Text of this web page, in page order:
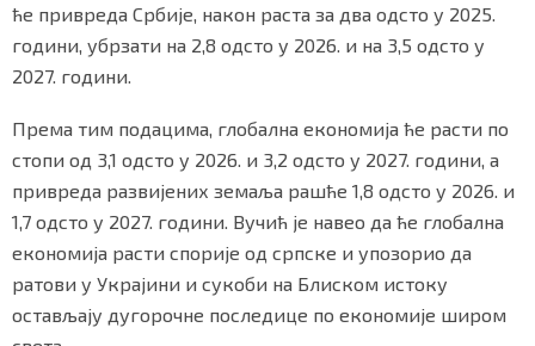
ће привреда Србије, након раста за два одсто у 2025.
години, убрзати на 2,8 одсто у 2026. и на 3,5 одсто у
2027. години.
Према тим подацима, глобална економија ће расти по
стопи од 3,1 одсто у 2026. и 3,2 одсто у 2027. години, а
привреда развијених земаља рашће 1,8 одсто у 2026. и
1,7 одсто у 2027. години. Вучић је навео да ће глобална
економија расти спорије од српске и упозорио да
ратови у Украјини и сукоби на Блиском истоку
остављају дугорочне последице по економије широм